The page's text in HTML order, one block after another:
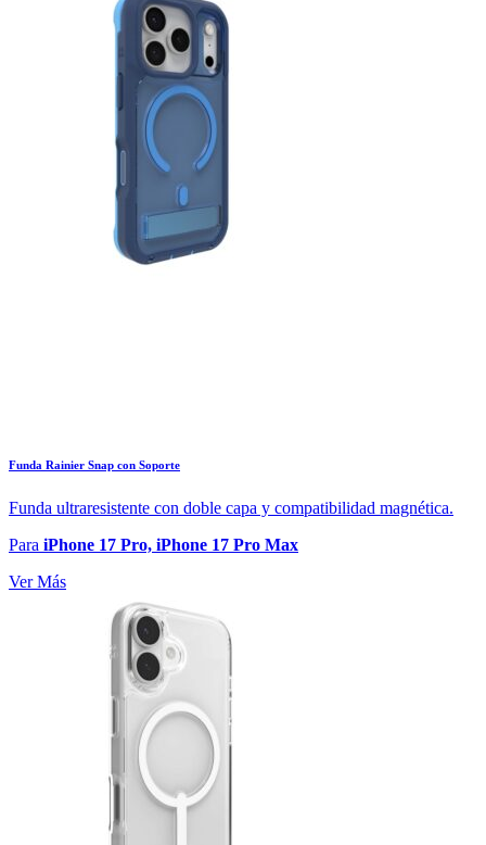
Funda Rainier Snap con Soporte
Funda ultraresistente con doble capa y compatibilidad magnética.
Para iPhone 17 Pro, iPhone 17 Pro Max
Ver Más